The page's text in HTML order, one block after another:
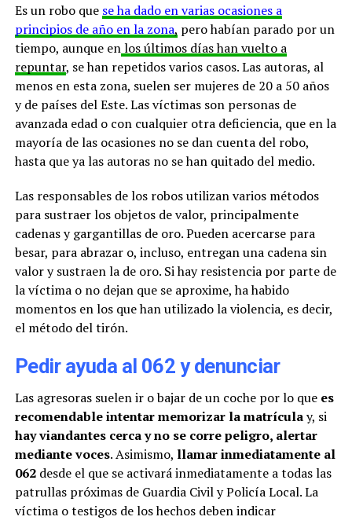
Es un robo que se ha dado en varias ocasiones a
principios de año en la zona, pero habían parado por un
tiempo, aunque enlos últimos días han vuelto a
repuntar, se han repetidos varios casos. Las autoras, al
menos en esta zona, suelen ser mujeres de 20 a 50 años
y de países del Este. Las víctimas son personas de
avanzada edad o con cualquier otra deficiencia, que en la
mayoría de las ocasiones no se dan cuenta del robo,
hasta que ya las autoras no se han quitado del medio.
Las responsables de los robos utilizan varios métodos
para sustraer los objetos de valor, principalmente
cadenas y gargantillas de oro. Pueden acercarse para
besar, para abrazar o, incluso, entregan una cadena sin
valor y sustraen la de oro. Si hay resistencia por parte de
la víctima o no dejan que se aproxime, ha habido
momentos en los que han utilizado la violencia, es decir,
el método del tirón.
Pedir ayuda al 062 y denunciar
Las agresoras suelen ir o bajar de un coche por lo quees
recomendable intentar memorizar la matrículay, si
hay viandantes cerca y no se corre peligro, alertar
mediante voces. Asimismo, llamar inmediatamente al
062desde el que se activará inmediatamente a todas las
patrullas próximas de Guardia Civil y Policía Local. La
víctima o testigos de los hechos deben indicar